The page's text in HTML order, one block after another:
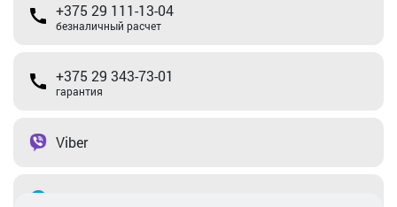
+375 29 111-13-04
безналичный расчет
+375 29 343-73-01
гарантия
Viber